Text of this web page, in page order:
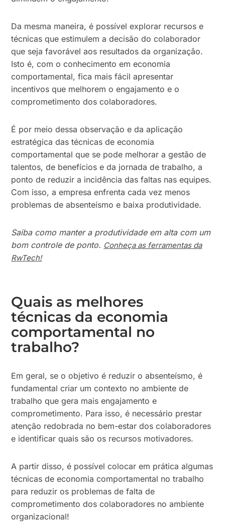
Da mesma maneira, é possível explorar recursos e
técnicas que estimulem a decisão do colaborador
que seja favorável aos resultados da organização.
Isto é, com o conhecimento em economia
comportamental, fica mais fácil apresentar
incentivos que melhorem o engajamento e o
comprometimento dos colaboradores.
É por meio dessa observação e da aplicação
estratégica das técnicas de economia
comportamental que se pode melhorar a gestão de
talentos, de benefícios e da jornada de trabalho, a
ponto de reduzir a incidência das faltas nas equipes.
Com isso, a empresa enfrenta cada vez menos
problemas de absenteísmo e baixa produtividade.
Saiba como manter a produtividade em alta com um
bom controle de ponto. Conheça as ferramentas da
RwTech!
Quais as melhores
técnicas da economia
comportamental no
trabalho?
Em geral, se o objetivo é reduzir o absenteísmo, é
fundamental criar um contexto no ambiente de
trabalho que gera mais engajamento e
comprometimento. Para isso, é necessário prestar
atenção redobrada no bem-estar dos colaboradores
e identificar quais são os recursos motivadores.
A partir disso, é possível colocar em prática algumas
técnicas de economia comportamental no trabalho
para reduzir os problemas de falta de
comprometimento dos colaboradores no ambiente
organizacional!